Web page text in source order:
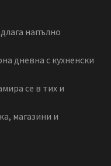
напълно
дневна с кухненски
се в тих и
магазини и